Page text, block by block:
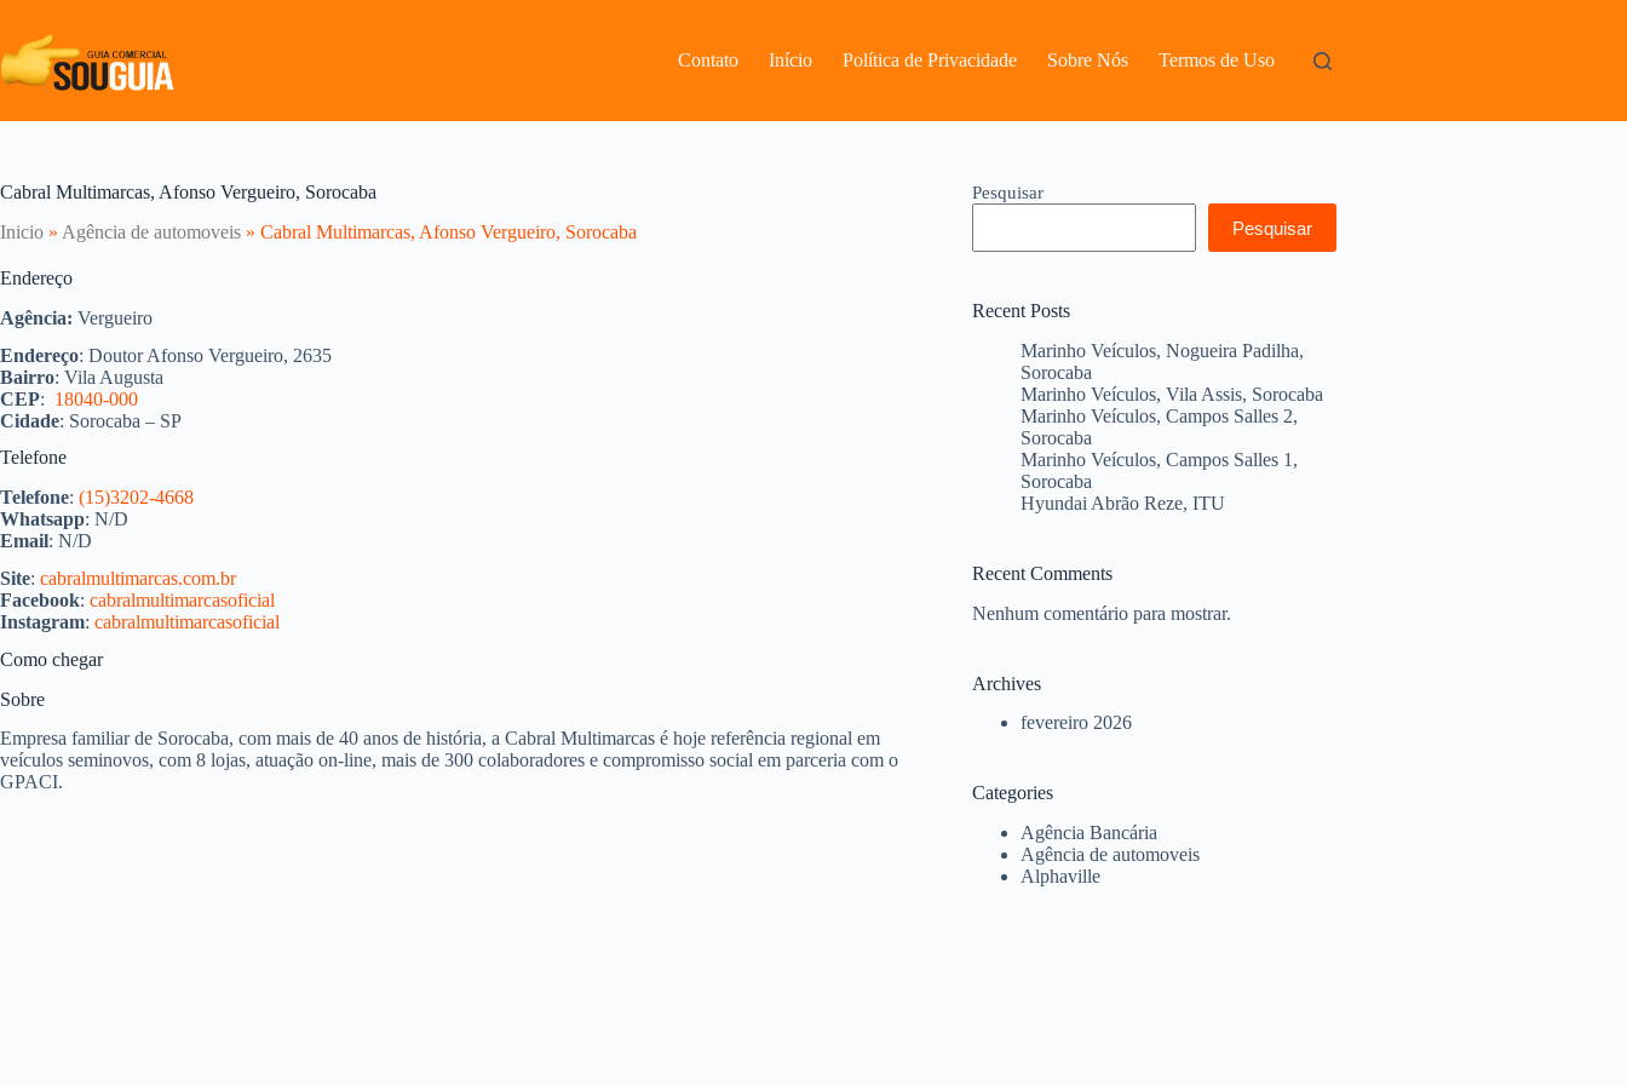
o
conteúdo
Contato Início Política de Privacidade Sobre Nós Termos de Uso
Cabral Multimarcas, Afonso Vergueiro, Sorocaba
Inicio » Agência de automoveis » Cabral Multimarcas, Afonso Vergueiro, Sorocaba
Endereço
Agência: Vergueiro
Endereço: Doutor Afonso Vergueiro, 2635
Bairro: Vila Augusta
CEP: 18040-000
Cidade: Sorocaba – SP
Telefone
Telefone: (15)3202-4668
Whatsapp: N/D
Email: N/D
Site: cabralmultimarcas.com.br
Facebook: cabralmultimarcasoficial
Instagram: cabralmultimarcasoficial
Como chegar
Sobre
Empresa familiar de Sorocaba, com mais de 40 anos de história, a Cabral Multimarcas é hoje referência regional em
veículos seminovos, com 8 lojas, atuação on-line, mais de 300 colaboradores e compromisso social em parceria com o
GPACI.
Pesquisar
Pesquisar
Recent Posts
Marinho Veículos, Nogueira Padilha,
Sorocaba
Marinho Veículos, Vila Assis, Sorocaba
Marinho Veículos, Campos Salles 2,
Sorocaba
Marinho Veículos, Campos Salles 1,
Sorocaba
Hyundai Abrão Reze, ITU
Recent Comments
Nenhum comentário para mostrar.
Archives
fevereiro 2026
Categories
Agência Bancária
Agência de automoveis
Alphaville